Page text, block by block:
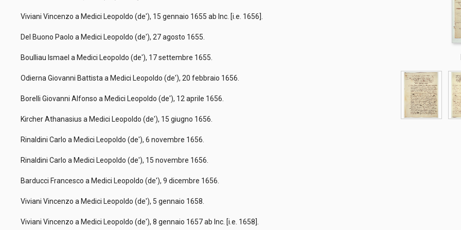
Viviani Vincenzo a Medici Leopoldo (de'), 15 gennaio 1655 ab Inc. [i.e. 1656].
Del Buono Paolo a Medici Leopoldo (de'), 27 agosto 1655.
Boulliau Ismael a Medici Leopoldo (de'), 17 settembre 1655.
Odierna Giovanni Battista a Medici Leopoldo (de'), 20 febbraio 1656.
Borelli Giovanni Alfonso a Medici Leopoldo (de'), 12 aprile 1656.
Kircher Athanasius a Medici Leopoldo (de'), 15 giugno 1656.
Rinaldini Carlo a Medici Leopoldo (de'), 6 novembre 1656.
Rinaldini Carlo a Medici Leopoldo (de'), 15 novembre 1656.
Barducci Francesco a Medici Leopoldo (de'), 9 dicembre 1656.
Viviani Vincenzo a Medici Leopoldo (de'), 5 gennaio 1658.
Viviani Vincenzo a Medici Leopoldo (de'), 8 gennaio 1657 ab Inc. [i.e. 1658].